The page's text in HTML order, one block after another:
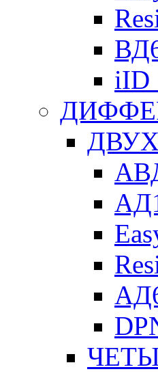
iID